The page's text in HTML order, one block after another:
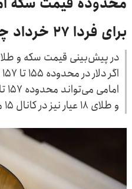
برای فردا ۲۷ خرداد چقدر است؟
و طلای ۱۸ عیار نیز در کانال ۱۵ میلیون تومانی باقی بماند.